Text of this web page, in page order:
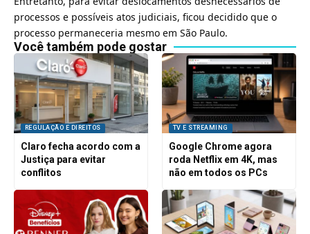
processos e possíveis atos judiciais, ficou decidido que o
processo permaneceria mesmo em São Paulo.
Você também pode gostar
REGULAÇÃO E DIREITOS
Claro fecha acordo com a
Justiça para evitar
conflitos
TV E STREAMING
Google Chrome agora
roda Netflix em 4K, mas
não em todos os PCs